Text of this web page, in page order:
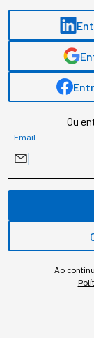
seu
pessoas
de outras
preto
e serviços;
mesmo
conta
de
Nomad,
Ou
Email
Ao